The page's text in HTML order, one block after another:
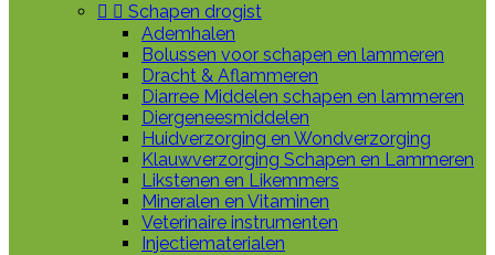
  Schapen drogist
Ademhalen
Bolussen voor schapen en lammeren
Dracht & Aflammeren
Diarree Middelen schapen en lammeren
Diergeneesmiddelen
Huidverzorging en Wondverzorging
Klauwverzorging Schapen en Lammeren
Likstenen en Likemmers
Mineralen en Vitaminen
Veterinaire instrumenten
Injectiematerialen